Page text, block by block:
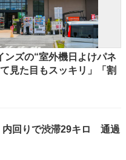
ンズの“室外機日よけパネ
見た目もスッキリ」「割
内回りで渋滞29キロ 通過